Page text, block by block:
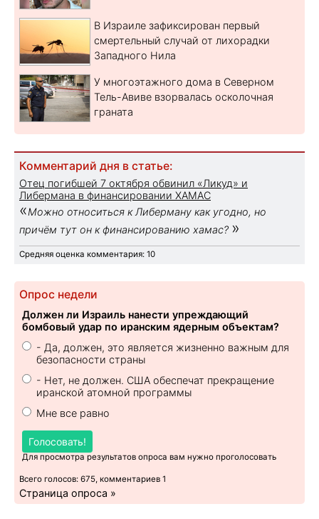
В Израиле зафиксирован первый
смертельный случай от лихорадки
Западного Нила
У многоэтажного дома в Северном
Тель-Авиве взорвалась осколочная
граната
Комментарий дня в статье:
Отец погибшей 7 октября обвинил «Ликуд» и
Либермана в финансировании ХАМАС
«Можно относиться к Либерману как угодно, но
причём тут он к финансированию хамас? »
Средняя оценка комментария: 10
Опрос недели
Должен ли Израиль нанести упреждающий
бомбовый удар по иранским ядерным объектам?
- Да, должен, это является жизненно важным для
безопасности страны
- Нет, не должен. США обеспечат прекращение
иранской атомной программы
Мне все равно
Голосовать!
Для просмотра результатов опроса вам нужно проголосовать
Всего голосов: 675, комментариев 1
Страница опроса »